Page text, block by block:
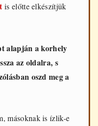
is előtte elkészítjük
alapján a korhely
az oldalra, s
oszd meg a
másoknak is ízlik-e